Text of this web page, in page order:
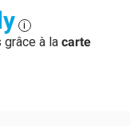
i
à la carte